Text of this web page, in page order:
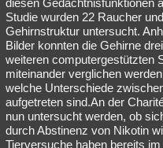
diesen Gedächtnisfunktionen
Studie wurden 22 Raucher
Gehirnstruktur untersucht.
Bilder konnten die Gehirne
weiteren computergestützten
miteinander verglichen
welche Unterschiede
aufgetreten sind.An der
nun untersucht werden, ob
durch Abstinenz von Nikotin
Tierversuche haben bereits